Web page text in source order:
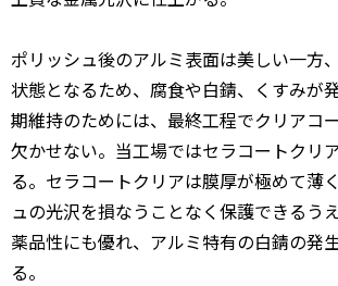
ポリッシュ後のアルミ表面は美しい一方
状態となるため、腐食や白錆、くすみが
期維持のためには、最終工程でクリアコ
欠かせない。当工場ではセラコートクリ
る。セラコートクリアは膜厚が極めて薄
ュの光沢を損なうことなく保護できるう
薬品性にも優れ、アルミ特有の白錆の発
る。